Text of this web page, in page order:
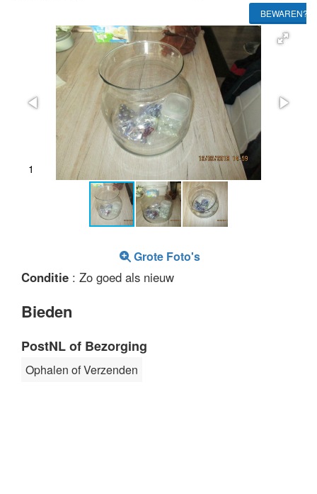
BEWAREN?
12
Grote Foto's
Conditie : Zo goed als nieuw
Bieden
PostNL of Bezorging
Ophalen of Verzenden